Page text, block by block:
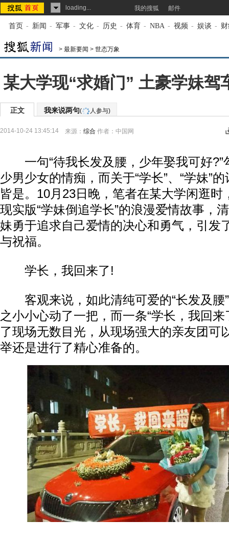
loading... 我的搜狐 邮件
首页 - 新闻 - 军事 - 文化 - 历史 - 体育 - NBA - 视频 - 娱谈 -
> 最新要闻 > 世态万象
某大学现“求婚门” 土豪学妹驾
正文 我来说两句( 人参与)
2014-10-24 13:45:14 来源： 综合 作者：中国网
一句“待我长发及腰，少年娶我可好?”
少男少女的情痴，而关于“学长”、“学妹”
皆是。10月23日晚，笔者在某大学闲逛时
现实版“学妹倒追学长”的浪漫爱情故事，
妹勇于追求自己爱情的决心和勇气，引发
与祝福。
学长，我回来了!
客观来说，如此清纯可爱的“长发及腰
之小小心动了一把，而一条“学长，我回来
了现场无数目光，从现场强大的亲友团可
举还是进行了精心准备的。